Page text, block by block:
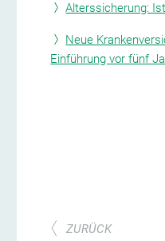
Alterssicherung:
Neue
Einführung vor fünf
ZURÜCK